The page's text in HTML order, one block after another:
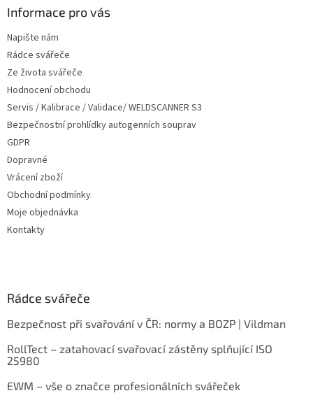
Informace pro vás
Napište nám
Rádce svářeče
Ze života svářeče
Hodnocení obchodu
Servis / Kalibrace / Validace/ WELDSCANNER S3
Bezpečnostní prohlídky autogenních souprav
GDPR
Dopravné
Vrácení zboží
Obchodní podmínky
Moje objednávka
Kontakty
Rádce svářeče
Bezpečnost při svařování v ČR: normy a BOZP | Vildman
RollTect – zatahovací svařovací zástěny splňující ISO
25980
EWM – vše o značce profesionálních svářeček